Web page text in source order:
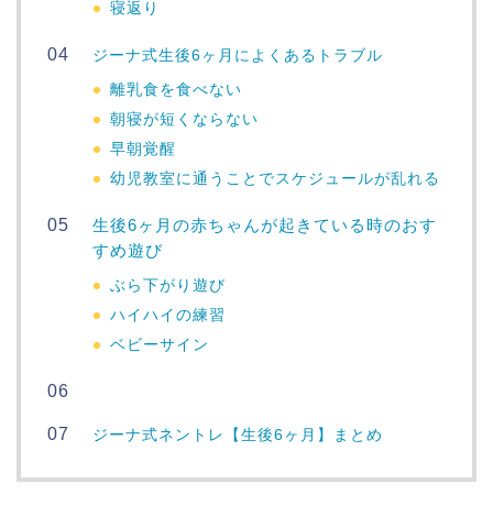
寝返り
ジーナ式生後6ヶ月によくあるトラブル
離乳食を食べない
朝寝が短くならない
早朝覚醒
幼児教室に通うことでスケジュールが乱れる
生後6ヶ月の赤ちゃんが起きている時のおす
すめ遊び
ぶら下がり遊び
ハイハイの練習
ベビーサイン
ジーナ式ネントレ【生後6ヶ月】まとめ